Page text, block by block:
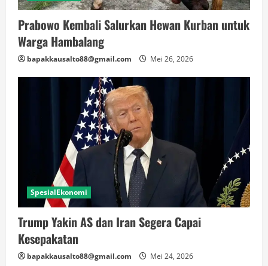
Prabowo Kembali Salurkan Hewan Kurban untuk
Warga Hambalang
bapakkausalto88@gmail.com Mei 26, 2026
SpesialEkonomi
Trump Yakin AS dan Iran Segera Capai
Kesepakatan
bapakkausalto88@gmail.com Mei 24, 2026